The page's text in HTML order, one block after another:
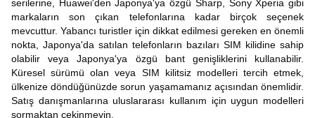
serilerine, Huawei'den Japonya'ya özgü Sharp, Sony Xperia gibi
markaların son çıkan telefonlarına kadar birçok seçenek
mevcuttur. Yabancı turistler için dikkat edilmesi gereken en önemli
nokta, Japonya'da satılan telefonların bazıları SIM kilidine sahip
olabilir veya Japonya'ya özgü bant genişliklerini kullanabilir.
Küresel sürümü olan veya SIM kilitsiz modelleri tercih etmek,
ülkenize döndüğünüzde sorun yaşamamanız açısından önemlidir.
Satış danışmanlarına uluslararası kullanım için uygun modelleri
sormaktan çekinmeyin.